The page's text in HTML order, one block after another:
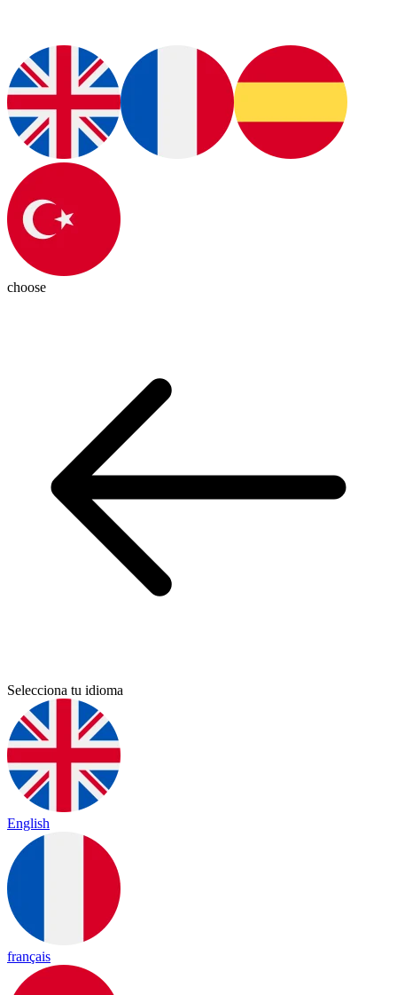
choose
Selecciona tu idioma
English
français